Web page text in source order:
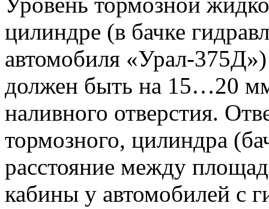
цилиндре (в бачке
автомобиля «Урал-
должен быть на 15…20
наливного отверстия.
тормозного, цилиндра
расстояние между
кабины у автомобилей с